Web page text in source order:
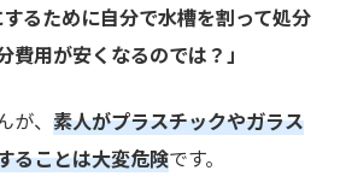
るために自分で水槽を割って処分
費用が安くなるのでは？」
、 素人がプラスチックやガラス
ることは大変危険です。